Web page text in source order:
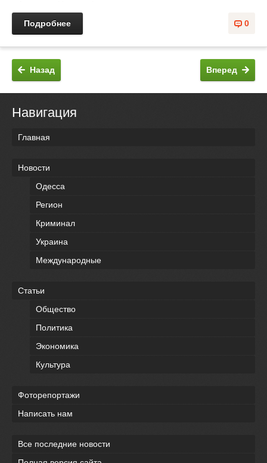
0
Подробнее
Вперед
Назад
Навигация
Главная
Новости
Одесса
Регион
Криминал
Украина
Международные
Статьи
Общество
Политика
Экономика
Культура
Фоторепортажи
Написать нам
Все последние новости